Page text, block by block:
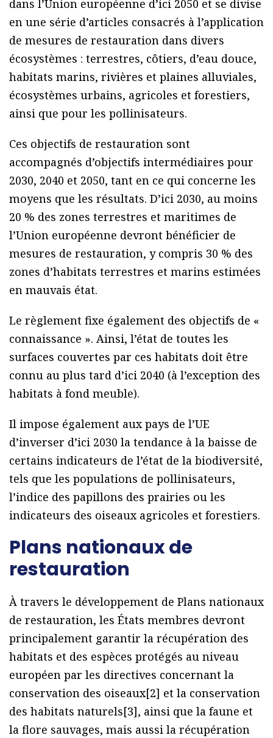
dans l’Union européenne d’ici 2050 et se divise
en une série d’articles consacrés à l’application
de mesures de restauration dans divers
écosystèmes : terrestres, côtiers, d’eau douce,
habitats marins, rivières et plaines alluviales,
écosystèmes urbains, agricoles et forestiers,
ainsi que pour les pollinisateurs.
Ces objectifs de restauration sont
accompagnés d’objectifs intermédiaires pour
2030, 2040 et 2050, tant en ce qui concerne les
moyens que les résultats. D’ici 2030, au moins
20 % des zones terrestres et maritimes de
l’Union européenne devront bénéficier de
mesures de restauration, y compris 30 % des
zones d’habitats terrestres et marins estimées
en mauvais état.
Le règlement fixe également des objectifs de «
connaissance ». Ainsi, l’état de toutes les
surfaces couvertes par ces habitats doit être
connu au plus tard d’ici 2040 (à l’exception des
habitats à fond meuble).
Il impose également aux pays de l’UE
d’inverser d’ici 2030 la tendance à la baisse de
certains indicateurs de l’état de la biodiversité,
tels que les populations de pollinisateurs,
l’indice des papillons des prairies ou les
indicateurs des oiseaux agricoles et forestiers.
Plans nationaux de
restauration
À travers le développement de Plans nationaux
de restauration, les États membres devront
principalement garantir la récupération des
habitats et des espèces protégés au niveau
européen par les directives concernant la
conservation des oiseaux[2] et la conservation
des habitats naturels[3], ainsi que la faune et
la flore sauvages, mais aussi la récupération